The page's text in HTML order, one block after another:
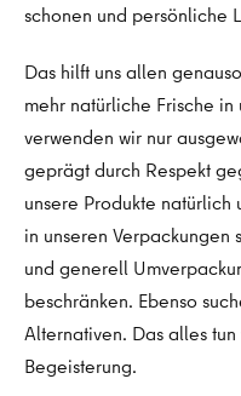
schonen und persönliche
Das hilft uns allen
mehr natürliche Frische
verwenden wir nur
geprägt durch Respekt
unsere Produkte natürlich
in unseren
und generell
beschränken. Ebenso
Alternativen. Das alles
Begeisterung.